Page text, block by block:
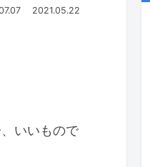
2021.05.22
いいもので